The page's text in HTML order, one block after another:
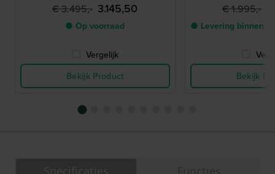
€ 3.495,- 3.145,50
● Op voorraad
Vergelijk
Bekijk Product
€ 1.995,-
● Levering binnen 3
Bekijk